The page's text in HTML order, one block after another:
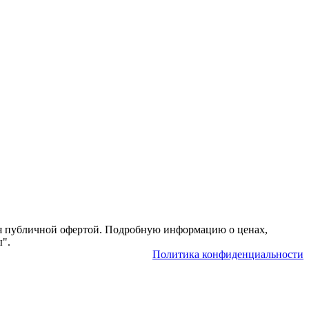
публичной офертой. Подробную информацию о ценах,
Политика конфиденциальности